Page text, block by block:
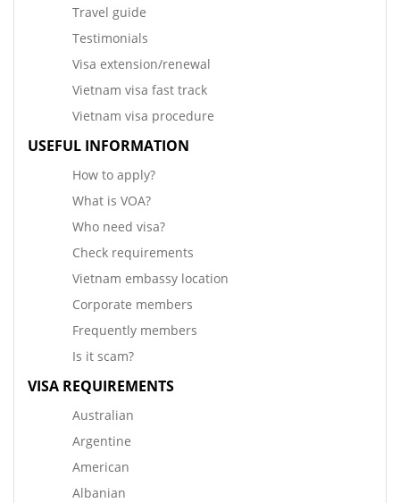
Travel guide
Testimonials
Visa extension/renewal
Vietnam visa fast track
Vietnam visa procedure
USEFUL INFORMATION
How to apply?
What is VOA?
Who need visa?
Check requirements
Vietnam embassy location
Corporate members
Frequently members
Is it scam?
VISA REQUIREMENTS
Australian
Argentine
American
Albanian